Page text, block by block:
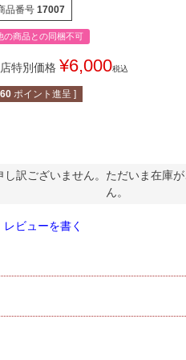
品番号 17007
の商品との同梱不可
特別価格 ¥6,000税込
60 ポイント進呈 ]
し訳ございません。ただいま在庫
ん。
レビューを書く